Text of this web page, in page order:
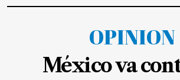
a
OPINION
México va